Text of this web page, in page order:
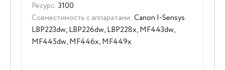
Ресурс: 3100
Совместимость с аппаратами: Canon I-Sensys
LBP223dw, LBP226dw, LBP228x, MF443dw,
MF445dw, MF446x, MF449x